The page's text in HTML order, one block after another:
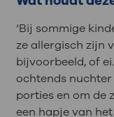
‘Bij sommige
ze allergisch zijn
bijvoorbeeld, of
ochtends nuchter
porties en om de
een hapje van